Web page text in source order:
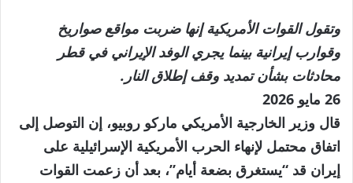
وتقول القوات الأمريكية إنها ضربت مواقع صواريخ
وقوارب إيرانية بينما يجري الوفد الإيراني في قطر
محادثات بشأن تمديد وقف إطلاق النار.
نُشرت
في
26
مايو
26 مايو 2026
قال وزير الخارجية الأمريكي ماركو روبيو، إن التوصل إلى
اتفاق محتمل لإنهاء الحرب الأمريكية الإسرائيلية على
إيران قد “يستغرق بضعة أيام”، بعد أن زعمت القوات